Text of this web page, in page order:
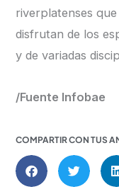
riverplatenses que
disfrutan de los
y de variadas
/Fuente Infobae
COMPARTIR CON TUS